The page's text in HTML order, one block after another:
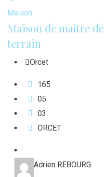
Maison
Maison de maître de
terrain
Orcet
165
05
03
ORCET
Adrien REBOURG